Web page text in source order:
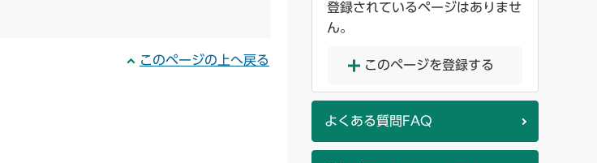
このページの上へ戻る
登録されているページはありませ
ん。
このページを登録する
よくある質問FAQ